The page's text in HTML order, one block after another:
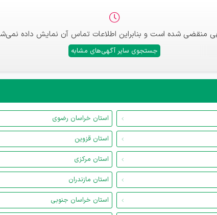
منقضی شده است و بنابراین اطلاعات تماس آن نمایش داده
جستجوی سایر آگهی‌های مشابه
استان خراسان رضوی
استان قزوین
استان مرکزی
استان مازندران
استان خراسان جنوبی